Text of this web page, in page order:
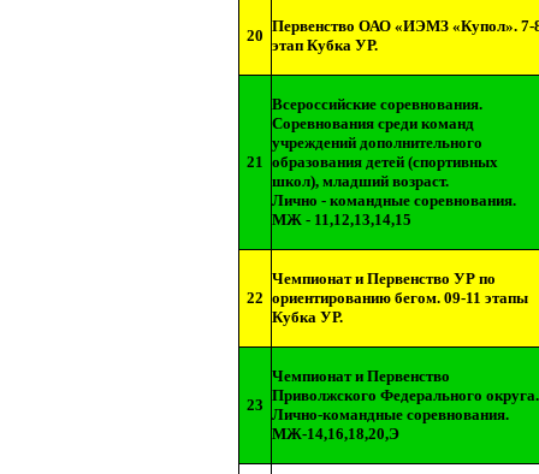
20
Первенство ОАО «ИЭМЗ «Купол». 7-
этап Кубка УР.
21
Всероссийские соревнования.
Соревнования среди команд
учреждений дополнительного
образования детей (спортивных
школ), младший возраст.
Лично - командные соревнования.
МЖ - 11,12,13,14,15
22
Чемпионат и Первенство УР по
ориентированию бегом. 09-11 этапы
Кубка УР.
23
Чемпионат и Первенство
Приволжского Федерального округа.
Лично-командные соревнования.
МЖ-14,16,18,20,Э